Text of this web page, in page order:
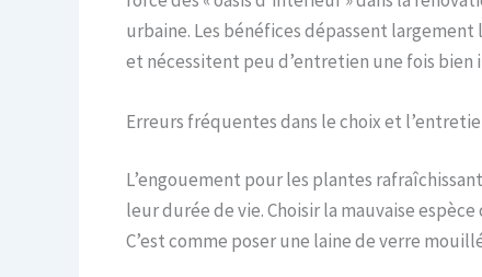
urbaine. Les bénéfices dépassent
et nécessitent peu d’entretien une fois bien
Erreurs fréquentes dans le choix et
L’engouement pour les plantes
leur durée de vie. Choisir la mauvaise
C’est comme poser une laine de verre